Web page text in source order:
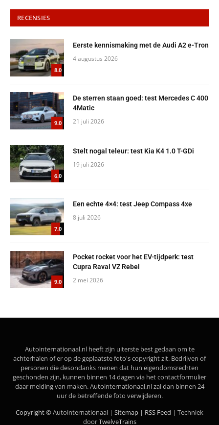
RECENSIES
8.0
Eerste kennismaking met de Audi A2 e-Tron
4 augustus 2026
9.0
De sterren staan goed: test Mercedes C 400
4Matic
21 juli 2026
6.0
Stelt nogal teleur: test Kia K4 1.0 T-GDi
19 juli 2026
7.0
Een echte 4×4: test Jeep Compass 4xe
8 juli 2026
9.0
Pocket rocket voor het EV-tijdperk: test
Cupra Raval VZ Rebel
2 mei 2026
Autointernationaal.nl heeft zijn uiterste best gedaan om te
achterhalen of er op de geplaatste foto's copyright zit. Bedrijven of
personen die desondanks menen dat hun eigendomsrechten
geschonden zijn, kunnen binnen 14 dagen via het contactformulier
daar melding van maken. Autointernationaal.nl zal dan binnen 24
uur de betreffende foto verwijderen.
Copyright ©Autointernationaal | Sitemap | RSS Feed | Techniek
doorTwelveTrains